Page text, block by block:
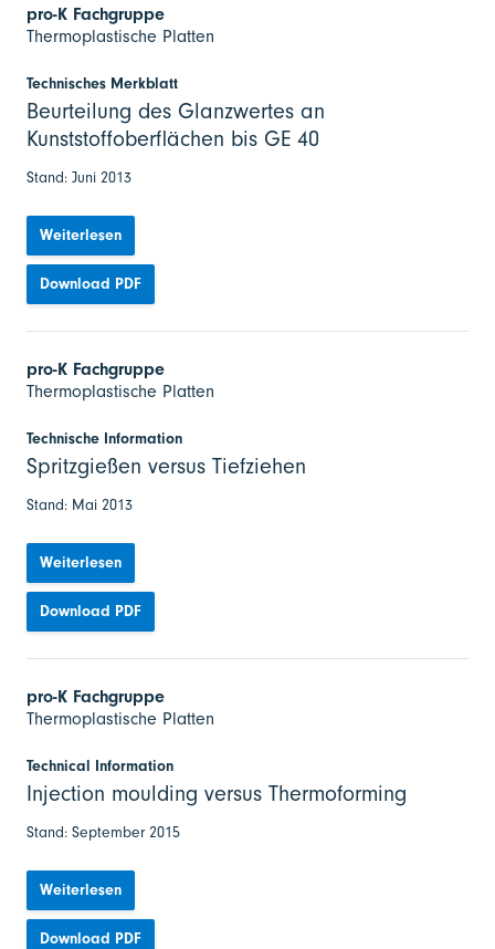
pro-K Fachgruppe
Thermoplastische Platten
Technisches Merkblatt
Beurteilung des Glanzwertes an
Kunststoffoberflächen bis GE 40
Stand: Juni 2013
Weiterlesen
Download PDF
pro-K Fachgruppe
Thermoplastische Platten
Technische Information
Spritzgießen versus Tiefziehen
Stand: Mai 2013
Weiterlesen
Download PDF
pro-K Fachgruppe
Thermoplastische Platten
Technical Information
Injection moulding versus Thermoforming
Stand: September 2015
Weiterlesen
Download PDF